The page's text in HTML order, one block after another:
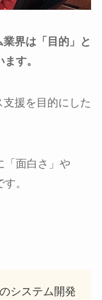
界は「目的」と
す。
援を目的にした
「面白さ」や
。
システム開発